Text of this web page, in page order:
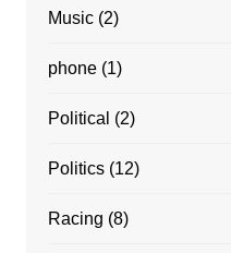
Music(2)
phone(1)
Political (2)
Politics(12)
Racing (8)